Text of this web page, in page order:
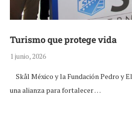
Turismo que protege vida
1 junio, 2026
Skål México y la Fundación Pedro y
una alianza para fortalecer …